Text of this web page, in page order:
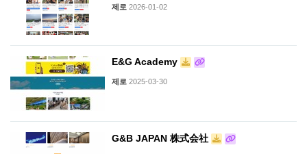
제로 2026-01-02
E&G Academy
제로 2025-03-30
G&B JAPAN 株式会社